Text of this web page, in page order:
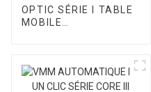
OPTIC SÉRIE I TABLE
MOBILE